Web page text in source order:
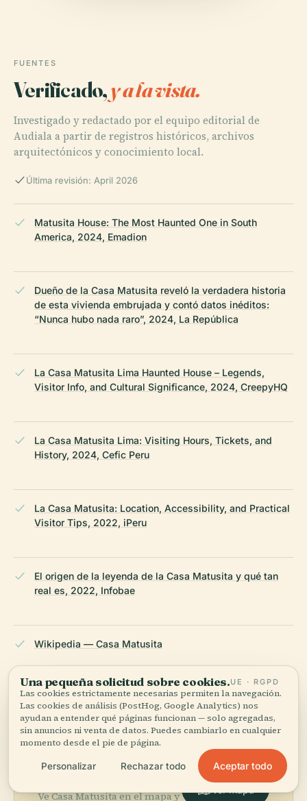
FUENTES
Verificado,y a la vista.
Investigado y redactado por el equipo editorial de
Audiala a partir de registros históricos, archivos
arquitectónicos y conocimiento local.
Última revisión: April 2026
Matusita House: The Most Haunted One in South
America, 2024, Emadion
Dueño de la Casa Matusita reveló la verdadera historia
de esta vivienda embrujada y contó datos inéditos:
“Nunca hubo nada raro”, 2024, La República
La Casa Matusita Lima Haunted House – Legends,
Visitor Info, and Cultural Significance, 2024, CreepyHQ
La Casa Matusita Lima: Visiting Hours, Tickets, and
History, 2024, Cefic Peru
La Casa Matusita: Location, Accessibility, and Practical
Visitor Tips, 2022, iPeru
El origen de la leyenda de la Casa Matusita y qué tan
real es, 2022, Infobae
Wikipedia — Casa Matusita
ÚLTIMA REVISIÓN: APRIL 2026
Documentado a partir de Wikidata, Wikipedia y fuentes
oficiales · verificado ·Cómo hacemos nuestras guías →
Explora la zona
Ve Casa Matusita en el mapa y Ver mapa
Una pequeña solicitud sobre cookies.UE · RGPD
Las cookies estrictamente necesarias permiten la navegación.
Las cookies de análisis (PostHog, Google Analytics) nos
ayudan a entender qué páginas funcionan — solo agregadas,
sin anuncios ni venta de datos. Puedes cambiarlo en cualquier
momento desde el pie de página.
Personalizar Rechazar todo Aceptar todo